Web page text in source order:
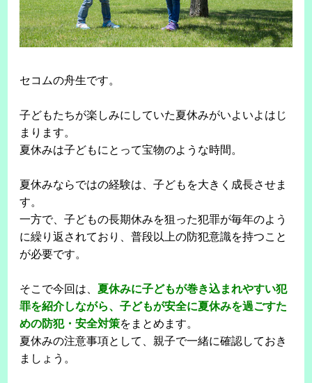
セコムの舟生です。
子どもたちが楽しみにしていた夏休みがいよいよはじ
まります。
夏休みは子どもにとって宝物のような時間。
夏休みならではの経験は、子どもを大きく成長させま
す。
一方で、子どもの長期休みを狙った犯罪が毎年のよう
に繰り返されており、普段以上の防犯意識を持つこと
が必要です。
そこで今回は、夏休みに子どもが巻き込まれやすい犯
罪を紹介しながら、子どもが安全に夏休みを過ごすた
めの防犯・安全対策をまとめます。
夏休みの注意事項として、親子で一緒に確認しておき
ましょう。